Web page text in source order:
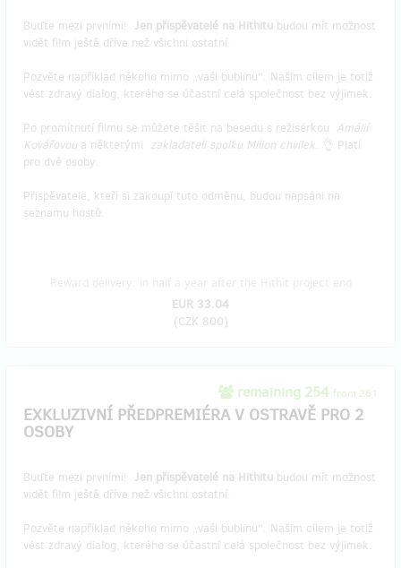
Buďte mezi prvními! Jen přispěvatelé na Hithitu budou mít možnost
vidět film ještě dříve než všichni ostatní.
Pozvěte například někoho mimo „vaši bublinu“. Našim cílem je totiž
vést zdravý dialog, kterého se účastní celá společnost bez výjimek.
Po promítnutí filmu se můžete těšit na besedu s režisérkou Amálií
Kovářovou a některými zakladateli spolku Milion chvilek. 👌 Platí
pro dvě osoby.
Přispěvatele, kteří si zakoupí tuto odměnu, budou napsáni na
seznamu hostů.
EUR 33.04
(CZK 800)
remaining 254 from 261
EXKLUZIVNÍ PŘEDPREMIÉRA V OSTRAVĚ PRO 2
OSOBY
Buďte mezi prvními! Jen přispěvatelé na Hithitu budou mít možnost
vidět film ještě dříve než všichni ostatní.
Pozvěte například někoho mimo „vaši bublinu“. Našim cílem je totiž
vést zdravý dialog, kterého se účastní celá společnost bez výjimek.